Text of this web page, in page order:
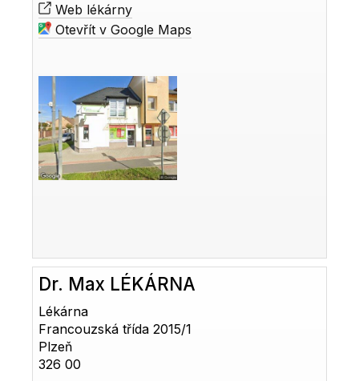
Web lékárny
Otevřít v Google Maps
Dr. Max LÉKÁRNA
Lékárna
Francouzská třída 2015/1
Plzeň
326 00